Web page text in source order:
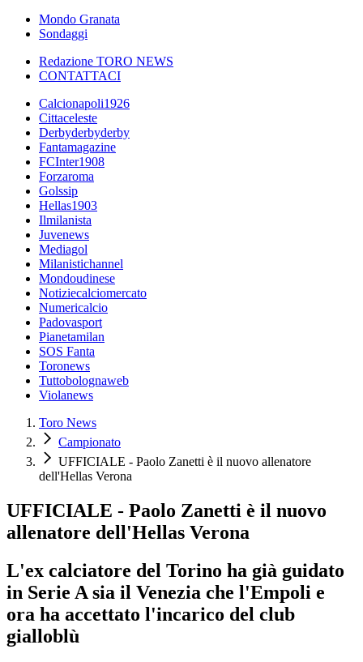
Mondo Granata
Sondaggi
Redazione TORO NEWS
CONTATTACI
Calcionapoli1926
Cittaceleste
Derbyderbyderby
Fantamagazine
FCInter1908
Forzaroma
Golssip
Hellas1903
Ilmilanista
Juvenews
Mediagol
Milanistichannel
Mondoudinese
Notiziecalciomercato
Numericalcio
Padovasport
Pianetamilan
SOS Fanta
Toronews
Tuttobolognaweb
Violanews
Toro News
Campionato
UFFICIALE - Paolo Zanetti è il nuovo allenatore
dell'Hellas Verona
UFFICIALE - Paolo Zanetti è il nuovo
allenatore dell'Hellas Verona
L'ex calciatore del Torino ha già guidato
in Serie A sia il Venezia che l'Empoli e
ora ha accettato l'incarico del club
gialloblù